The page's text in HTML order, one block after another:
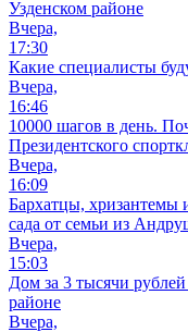
Узденском районе
Вчера,
17:30
Какие специалисты
Вчера,
16:46
10000 шагов в день.
Президентского
Вчера,
16:09
Бархатцы, хризантемы
сада от семьи из
Вчера,
15:03
Дом за 3 тысячи
районе
Вчера,